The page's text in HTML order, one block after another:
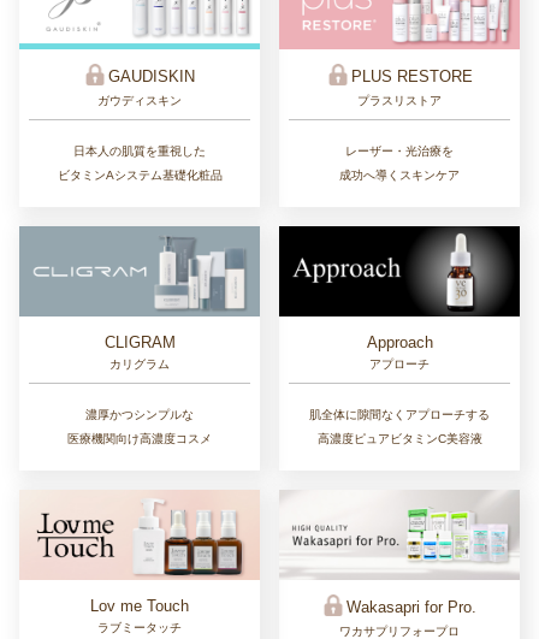
GAUDISKIN
ガウディスキン
日本人の肌質を重視した
ビタミンAシステム基礎化粧品
PLUS RESTORE
プラスリストア
レーザー・光治療を
成功へ導くスキンケア
CLIGRAM
カリグラム
濃厚かつシンプルな
医療機関向け高濃度コスメ
Approach
アプローチ
肌全体に隙間なくアプローチする
高濃度ピュアビタミンC美容液
Lov me Touch
ラブミータッチ
Wakasapri for Pro.
ワカサプリフォープロ